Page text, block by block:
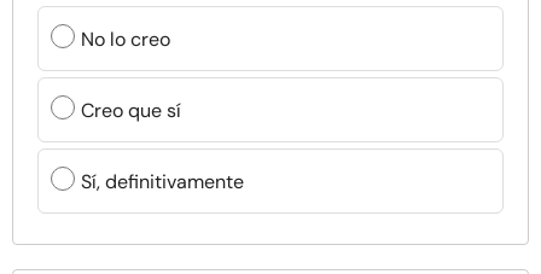
No lo creo
Creo que sí
Sí, definitivamente